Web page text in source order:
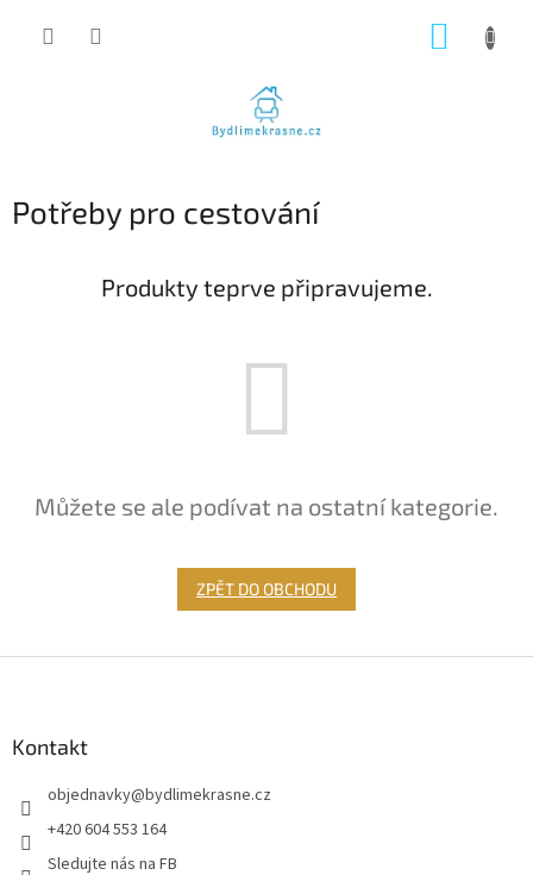
Potřeby pro cestování
Produkty teprve připravujeme.
Můžete se ale podívat na ostatní kategorie.
ZPĚT DO OBCHODU
Kontakt
objednavky@bydlimekrasne.cz
+420 604 553 164
Sledujte nás na FB